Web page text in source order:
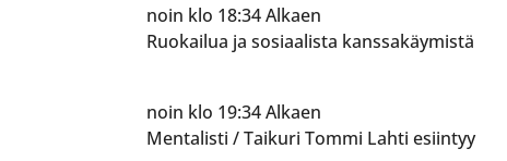
noin klo 18:34 Alkaen
Ruokailua ja sosiaalista kanssakäymistä
noin klo 19:34 Alkaen
Mentalisti / Taikuri Tommi Lahti esiintyy